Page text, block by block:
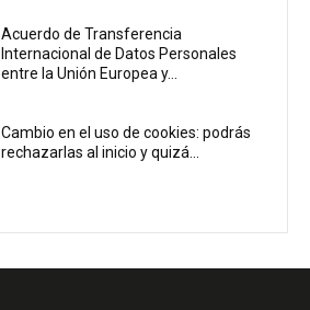
Acuerdo de Transferencia
Internacional de Datos Personales
entre la Unión Europea y...
Cambio en el uso de cookies: podrás
rechazarlas al inicio y quizá...